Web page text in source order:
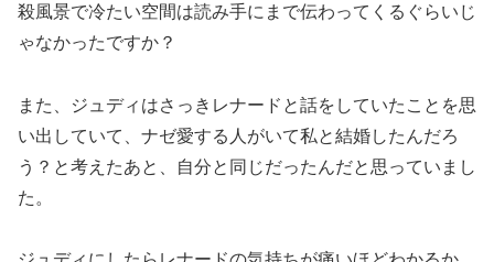
殺風景で冷たい空間は読み手にまで伝わってくるぐらいじ
ゃなかったですか？
また、ジュディはさっきレナードと話をしていたことを思
い出していて、ナゼ愛する人がいて私と結婚したんだろ
う？と考えたあと、自分と同じだったんだと思っていまし
た。